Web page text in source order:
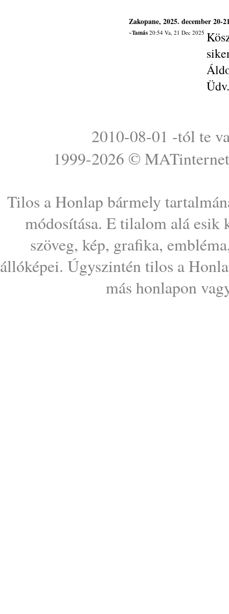
Zakopane, 2025. december 20-
~Tamás20:54 Va, 21 Dec 2025
2010-08-01 -tól te
1999-2026 © MATinternet
Tilos a Honlap bármely
módosítása. E tilalom alá esik
szöveg, kép, grafika,
állóképei. Úgyszintén tilos a
más honlapon